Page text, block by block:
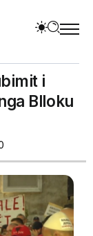
i
Blloku